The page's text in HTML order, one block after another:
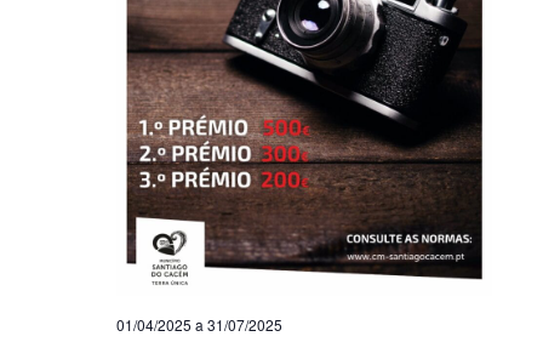
01/04/2025 a 31/07/2025